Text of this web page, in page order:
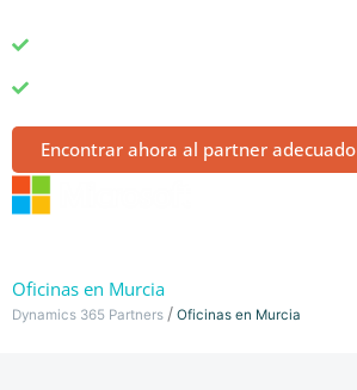
Encontrar ahora al partner adecuado
Oficinas en Murcia
Dynamics 365 Partners / Oficinas en Murcia